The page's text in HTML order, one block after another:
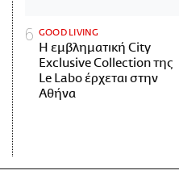
GOOD LIVING
Η εμβληματική City
Exclusive Collection της
Le Labo έρχεται στην
Αθήνα